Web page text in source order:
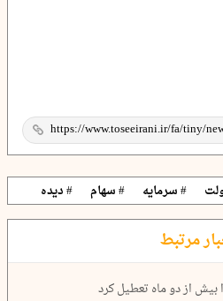
# سرمایه # سهام # دیده
مرتبط
بیش از دو ماه تعطیل کرد